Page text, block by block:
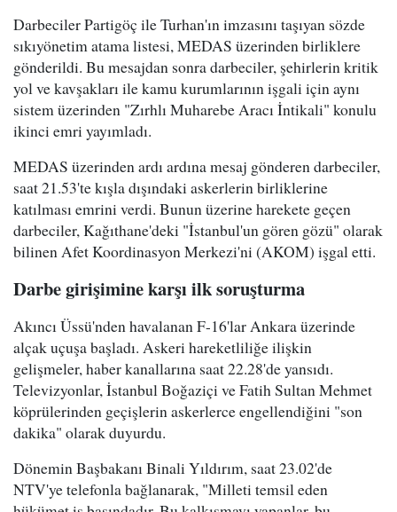
Darbeciler Partigöç ile Turhan'ın imzasını taşıyan sözde
sıkıyönetim atama listesi, MEDAS üzerinden birliklere
gönderildi. Bu mesajdan sonra darbeciler, şehirlerin kritik
yol ve kavşakları ile kamu kurumlarının işgali için aynı
sistem üzerinden "Zırhlı Muharebe Aracı İntikali" konulu
ikinci emri yayımladı.
MEDAS üzerinden ardı ardına mesaj gönderen darbeciler,
saat 21.53'te kışla dışındaki askerlerin birliklerine
katılması emrini verdi. Bunun üzerine harekete geçen
darbeciler, Kağıthane'deki "İstanbul'un gören gözü" olarak
bilinen Afet Koordinasyon Merkezi'ni (AKOM) işgal etti.
Darbe girişimine karşı ilk soruşturma
Akıncı Üssü'nden havalanan F-16'lar Ankara üzerinde
alçak uçuşa başladı. Askeri hareketliliğe ilişkin
gelişmeler, haber kanallarına saat 22.28'de yansıdı.
Televizyonlar, İstanbul Boğaziçi ve Fatih Sultan Mehmet
köprülerinden geçişlerin askerlerce engellendiğini "son
dakika" olarak duyurdu.
Dönemin Başbakanı Binali Yıldırım, saat 23.02'de
NTV'ye telefonla bağlanarak, "Milleti temsil eden